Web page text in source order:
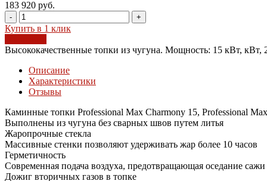
183 920 руб.
- +
Купить в 1 клик
Высококачественные топки из чугуна. Мощность: 15 кВт, кВт,
Описание
Характеристики
Отзывы
Каминные топки Professional Max Charmony 15, Professional
Выполнены из чугуна без сварных швов путем литья
Жаропрочные стекла
Массивные стенки позволяют удерживать жар более 10 часов
Герметичность
Современная подача воздуха, предотвращающая оседание сажи
Дожиг вторичных газов в топке